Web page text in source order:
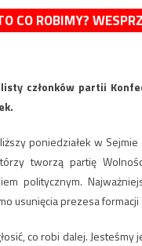
CO ROBIMY?
członków partii
poniedziałek w
tworzą partię
politycznym.
usunięcia prezesa
co robi dalej.